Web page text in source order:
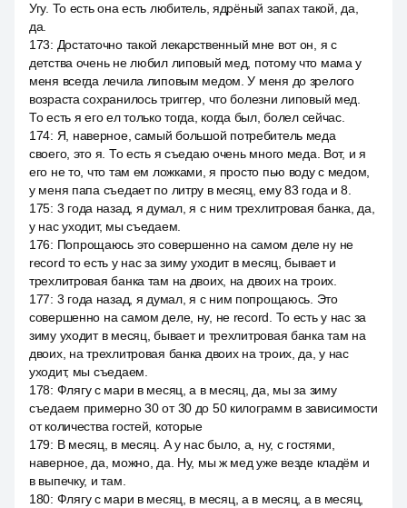
Угу. То есть она есть любитель, ядрёный запах такой, да,
да.
173: Достаточно такой лекарственный мне вот он, я с
детства очень не любил липовый мед, потому что мама у
меня всегда лечила липовым медом. У меня до зрелого
возраста сохранилось триггер, что болезни липовый мед.
То есть я его ел только тогда, когда был, болел сейчас.
174: Я, наверное, самый большой потребитель меда
своего, это я. То есть я съедаю очень много меда. Вот, и я
его не то, что там ем ложками, я просто пью воду с медом,
у меня папа съедает по литру в месяц, ему 83 года и 8.
175: 3 года назад, я думал, я с ним трехлитровая банка, да,
у нас уходит, мы съедаем.
176: Попрощаюсь это совершенно на самом деле ну не
record то есть у нас за зиму уходит в месяц, бывает и
трехлитровая банка там на двоих, на двоих на троих.
177: 3 года назад, я думал, я с ним попрощаюсь. Это
совершенно на самом деле, ну, не record. То есть у нас за
зиму уходит в месяц, бывает и трехлитровая банка там на
двоих, на трехлитровая банка двоих на троих, да, у нас
уходит, мы съедаем.
178: Флягу с мари в месяц, а в месяц, да, мы за зиму
съедаем примерно 30 от 30 до 50 килограмм в зависимости
от количества гостей, которые
179: В месяц, в месяц. А у нас было, а, ну, с гостями,
наверное, да, можно, да. Ну, мы ж мед уже везде кладём и
в выпечку, и там.
180: Флягу с мари в месяц, в месяц, а в месяц, а в месяц,